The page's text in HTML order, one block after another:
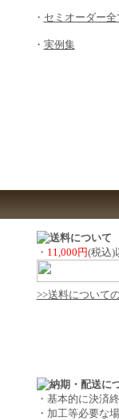
・ セミオーダー全
・ 実例集
・ 11,000円(税込)
>>送料について
・基本的に決済
・加工等必要な